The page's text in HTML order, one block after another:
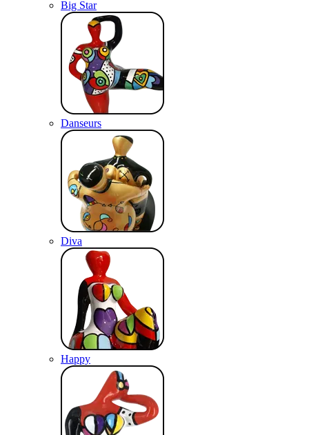
Big Star
Danseurs
Diva
Happy